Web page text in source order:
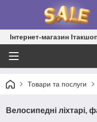
Інтернет-магазин
Товари та послуги
Велосипедні ліхтарі,